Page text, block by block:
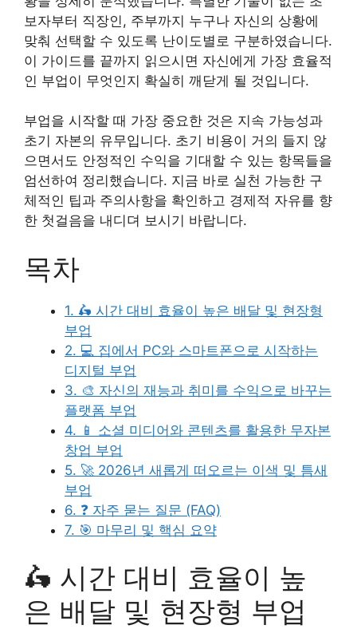
보자부터 직장인, 주부까지 누구나 자신의 상황에
맞춰 선택할 수 있도록 난이도별로 구분하였습니다.
이 가이드를 끝까지 읽으시면 자신에게 가장 효율적
인 부업이 무엇인지 확실히 깨닫게 될 것입니다.
부업을 시작할 때 가장 중요한 것은 지속 가능성과
초기 자본의 유무입니다. 초기 비용이 거의 들지 않
으면서도 안정적인 수익을 기대할 수 있는 항목들을
엄선하여 정리했습니다. 지금 바로 실천 가능한 구
체적인 팁과 주의사항을 확인하고 경제적 자유를 향
한 첫걸음을 내디뎌 보시기 바랍니다.
목차
1. 🛵 시간 대비 효율이 높은 배달 및 현장형
부업
2. 💻 집에서 PC와 스마트폰으로 시작하는
디지털 부업
3. 🎨 자신의 재능과 취미를 수익으로 바꾸는
플랫폼 부업
4. 📱 소셜 미디어와 콘텐츠를 활용한 무자본
창업 부업
5. 🚀 2026년 새롭게 떠오르는 이색 및 틈새
부업
6. ❓ 자주 묻는 질문 (FAQ)
7. 🎯 마무리 및 핵심 요약
🛵 시간 대비 효율이 높
은 배달 및 현장형 부업